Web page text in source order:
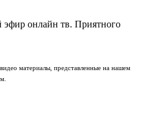
онлайн тв. Приятного
материалы, представленные на нашем